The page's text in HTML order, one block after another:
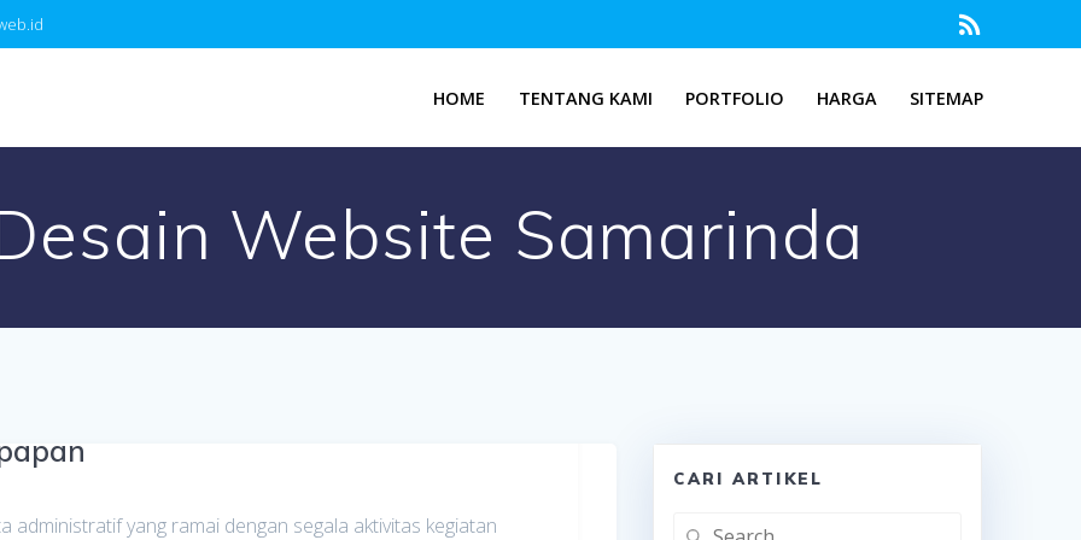
HOME TENTANG KAMI PORTFOLIO HARGA SITEMAP
Website Samarinda
administratif yang ramai dengan segala aktivitas kegiatan
CARI ARTIKEL
Search